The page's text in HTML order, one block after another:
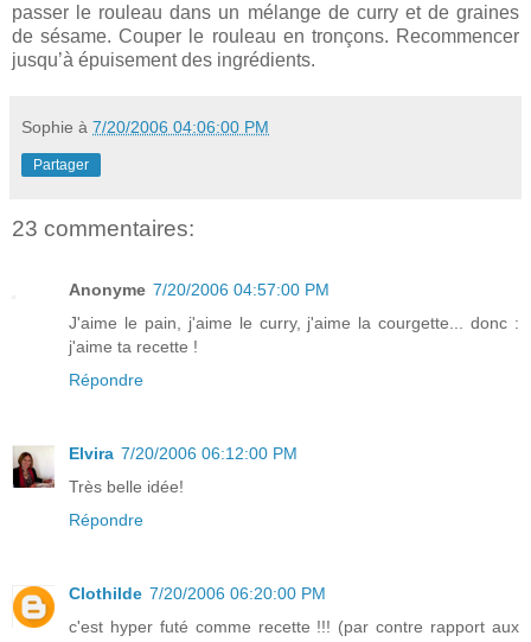
passer le rouleau dans un mélange de curry et de graines
de sésame. Couper le rouleau en tronçons. Recommencer
jusqu’à épuisement des ingrédients.
Sophie à 7/20/2006 04:06:00 PM
Partager
23 commentaires:
Anonyme 7/20/2006 04:57:00 PM
J'aime le pain, j'aime le curry, j'aime la courgette... donc :
j'aime ta recette !
Répondre
Elvira 7/20/2006 06:12:00 PM
Très belle idée!
Répondre
Clothilde 7/20/2006 06:20:00 PM
c'est hyper futé comme recette !!! (par contre rapport aux